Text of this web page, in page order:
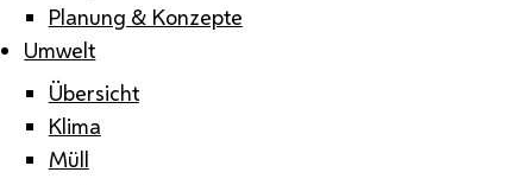
Planung & Konzepte
Umwelt
Übersicht
Klima
Müll